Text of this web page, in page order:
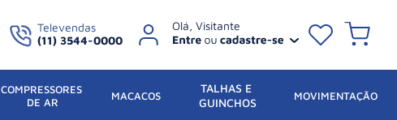
Televendas
(11) 3544-0000
COMPRESSORES
DE AR
MACACOS
TALHAS E
GUINCHOS
MOVIMENTAÇÃO